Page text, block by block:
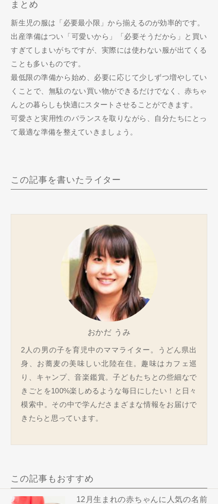
まとめ
新生児の服は「必要最小限」から揃えるのが効率的です。
出産準備はつい「可愛いから」「必要そうだから」と買い
すぎてしまいがちですが、実際には使わない服が出てくる
ことも多いものです。
最低限の準備から始め、必要に応じて少しずつ増やしてい
くことで、無駄のない買い物ができるだけでなく、赤ちゃ
んとの暮らしも快適にスタートさせることができます。
可愛さと実用性のバランスを取りながら、自分たちにとっ
て最適な準備を整えていきましょう。
この記事を書いたライター
おかだ うみ
2人の男の子を育児中のママライター。うどん県出
身、お蕎麦の美味しい北陸在住。趣味はカフェ巡
り、キャンプ、音楽鑑賞。子どもたちとの些細なで
きごとを100%楽しめるような毎日にしたい！と日々
模索中。その中で学んださまざまな情報をお届けで
きたらと思っています。
この記事もおすすめ
12月生まれの赤ちゃんに人気の名前